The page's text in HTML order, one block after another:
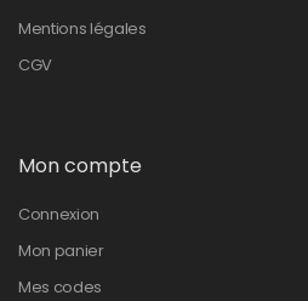
Mentions légales
CGV
Mon compte
Connexion
Mon panier
Mes codes